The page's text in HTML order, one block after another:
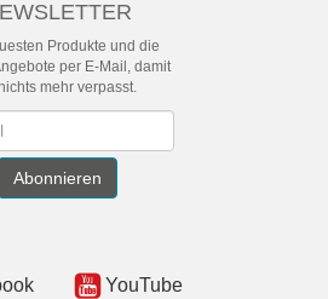
Produkte und die
per E-Mail, damit
nichts mehr verpasst.
Abonnieren
YouTube